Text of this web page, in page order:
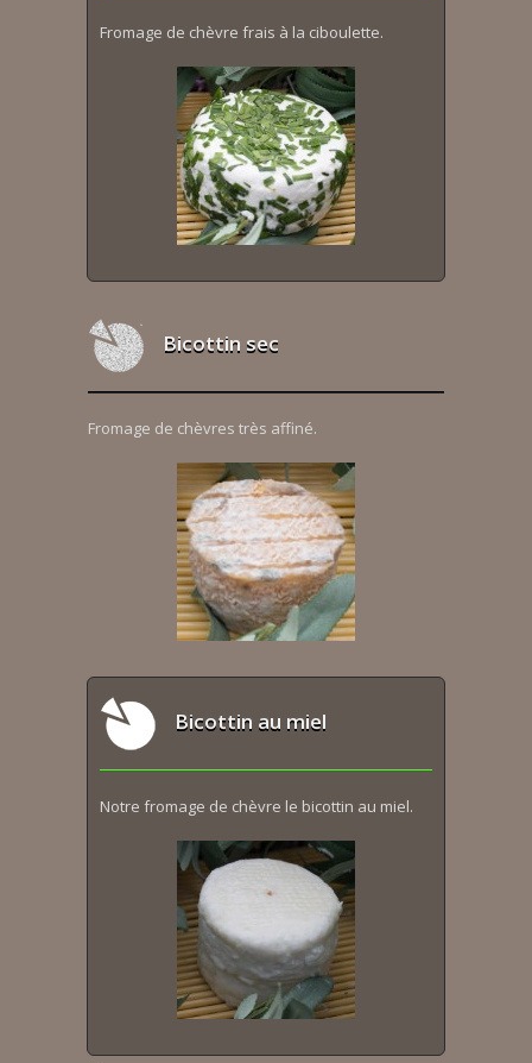
Fromage de chèvre frais à la ciboulette.
Bicottin sec
Fromage de chèvres très affiné.
Bicottin au miel
Notre fromage de chèvre le bicottin au miel.